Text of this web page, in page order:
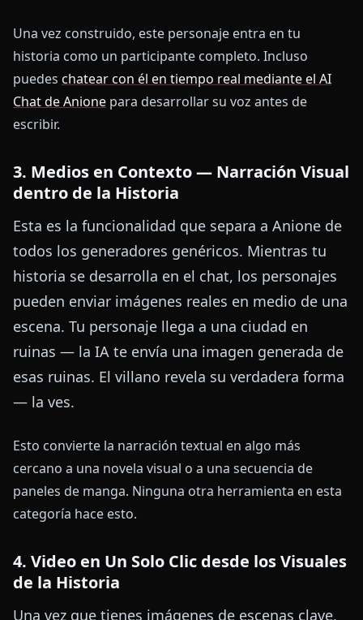
Una vez construido, este personaje entra en tu
historia como un participante completo. Incluso
puedes chatear con él en tiempo real mediante el AI
Chat de Anione para desarrollar su voz antes de
escribir.
3. Medios en Contexto — Narración Visual
dentro de la Historia
Esta es la funcionalidad que separa a Anione de
todos los generadores genéricos. Mientras tu
historia se desarrolla en el chat, los personajes
pueden enviar imágenes reales en medio de una
escena. Tu personaje llega a una ciudad en
ruinas — la IA te envía una imagen generada de
esas ruinas. El villano revela su verdadera forma
— la ves.
Esto convierte la narración textual en algo más
cercano a una novela visual o a una secuencia de
paneles de manga. Ninguna otra herramienta en esta
categoría hace esto.
4. Video en Un Solo Clic desde los Visuales
de la Historia
Una vez que tienes imágenes de escenas clave,